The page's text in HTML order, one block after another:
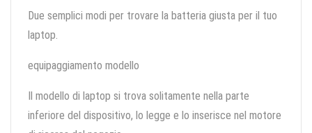
Due semplici modi per trovare la batteria giusta per il tuo
laptop.
equipaggiamento modello
Il modello di laptop si trova solitamente nella parte
inferiore del dispositivo, lo legge e lo inserisce nel motore